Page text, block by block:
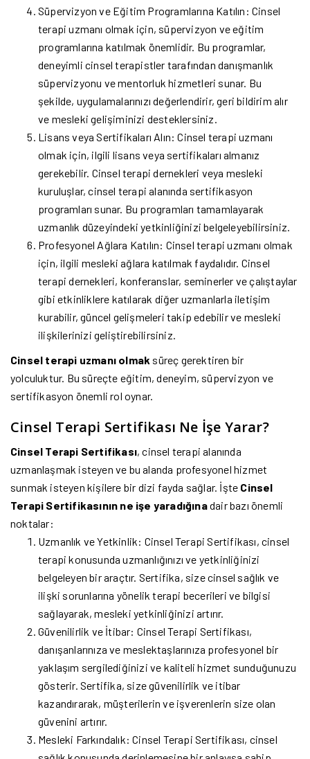
Süpervizyon ve Eğitim Programlarına Katılın: Cinsel
terapi uzmanı olmak için, süpervizyon ve eğitim
programlarına katılmak önemlidir. Bu programlar,
deneyimli cinsel terapistler tarafından danışmanlık
süpervizyonu ve mentorluk hizmetleri sunar. Bu
şekilde, uygulamalarınızı değerlendirir, geri bildirim alır
ve mesleki gelişiminizi desteklersiniz.
Lisans veya Sertifikaları Alın: Cinsel terapi uzmanı
olmak için, ilgili lisans veya sertifikaları almanız
gerekebilir. Cinsel terapi dernekleri veya mesleki
kuruluşlar, cinsel terapi alanında sertifikasyon
programları sunar. Bu programları tamamlayarak
uzmanlık düzeyindeki yetkinliğinizi belgeleyebilirsiniz.
Profesyonel Ağlara Katılın: Cinsel terapi uzmanı olmak
için, ilgili mesleki ağlara katılmak faydalıdır. Cinsel
terapi dernekleri, konferanslar, seminerler ve çalıştaylar
gibi etkinliklere katılarak diğer uzmanlarla iletişim
kurabilir, güncel gelişmeleri takip edebilir ve mesleki
ilişkilerinizi geliştirebilirsiniz.
Cinsel terapi uzmanı olmak süreç gerektiren bir
yolculuktur. Bu süreçte eğitim, deneyim, süpervizyon ve
sertifikasyon önemli rol oynar.
Cinsel Terapi Sertifikası Ne İşe Yarar?
Cinsel Terapi Sertifikası, cinsel terapi alanında
uzmanlaşmak isteyen ve bu alanda profesyonel hizmet
sunmak isteyen kişilere bir dizi fayda sağlar. İşte Cinsel
Terapi Sertifikasının ne işe yaradığınadair bazı önemli
noktalar:
Uzmanlık ve Yetkinlik: Cinsel Terapi Sertifikası, cinsel
terapi konusunda uzmanlığınızı ve yetkinliğinizi
belgeleyen bir araçtır. Sertifika, size cinsel sağlık ve
ilişki sorunlarına yönelik terapi becerileri ve bilgisi
sağlayarak, mesleki yetkinliğinizi artırır.
Güvenilirlik ve İtibar: Cinsel Terapi Sertifikası,
danışanlarınıza ve meslektaşlarınıza profesyonel bir
yaklaşım sergilediğinizi ve kaliteli hizmet sunduğunuzu
gösterir. Sertifika, size güvenilirlik ve itibar
kazandırarak, müşterilerin ve işverenlerin size olan
güvenini artırır.
Mesleki Farkındalık: Cinsel Terapi Sertifikası, cinsel